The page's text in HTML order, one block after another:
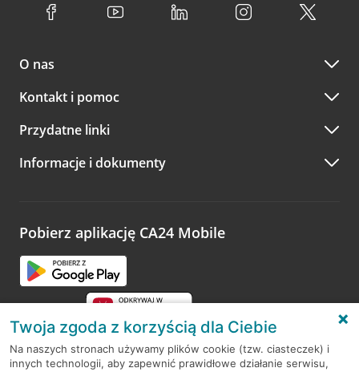
O nas
Kontakt i pomoc
Przydatne linki
Informacje i dokumenty
Pobierz aplikację CA24 Mobile
Twoja zgoda z korzyścią dla Ciebie
Na naszych stronach używamy plików cookie (tzw. ciasteczek) i
innych technologii, aby zapewnić prawidłowe działanie serwisu,